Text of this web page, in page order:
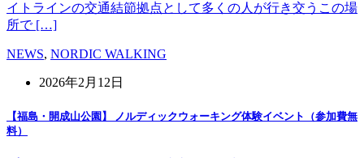
イトラインの交通結節拠点として多くの人が行き交うこの場
所で […]
NEWS, NORDIC WALKING
2026年2月12日
【福島・開成山公園】 ノルディックウォーキング体験イベント（参加費無
料）